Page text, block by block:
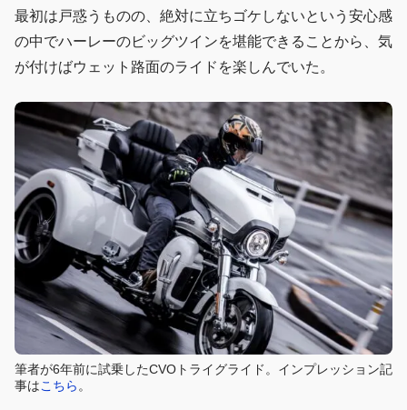
最初は戸惑うものの、絶対に立ちゴケしないという安心感
の中でハーレーのビッグツインを堪能できることから、気
が付けばウェット路面のライドを楽しんでいた。
筆者が6年前に試乗したCVOトライグライド。インプレッション記
事はこちら 。